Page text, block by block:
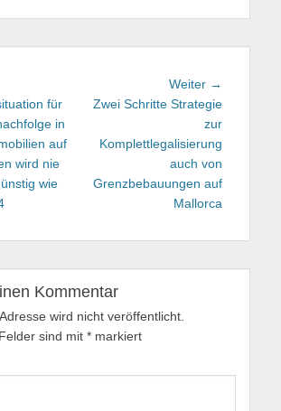
für
in
auf
wird nie
wie
Weiter →
Zwei Schritte Strategie
zur
Komplettlegalisierung
auch von
Grenzbebauungen auf
Mallorca
Kommentar
wird nicht veröffentlicht.
sind mit * markiert